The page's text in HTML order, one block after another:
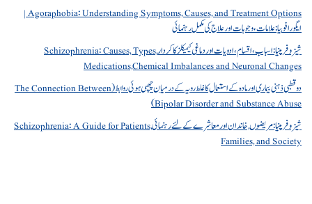
Agoraphobia: Understanding Symptoms, Causes, and Treatment Options |
ایگورافوبیا: علامات، وجوہات اور علاج کی مکمل رہنمائی
شیزوفرینیا: اسباب، اقسام، ادویات اور دماغی کیمیکلز کا کردار Schizophrenia: Causes, Types,
Medications,Chemical Imbalances and Neuronal Changes
دو قطبی ذہنی بیماری اور مادہ کے استعمال کا غلط رویہ کے درمیان چھپی ہوئی روابط (The Connection Between
Bipolar Disorder and Substance Abuse)
شیزوفرینیا: مریضوں, خاندان اور معاشرے کے لئے رہنمائی Schizophrenia: A Guide for Patients,
Families, and Society